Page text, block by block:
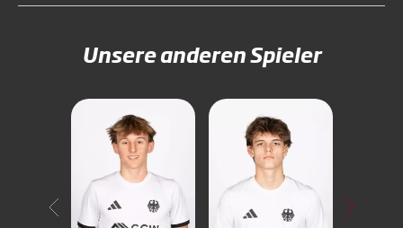
Unsere anderen Spieler